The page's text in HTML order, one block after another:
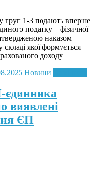
груп 1-3 подають вперше
податку – фізичної
наказом
якої формується
доходу
Новини
єдинника
виявлені
ЄП